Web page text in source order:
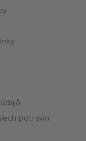
potravin